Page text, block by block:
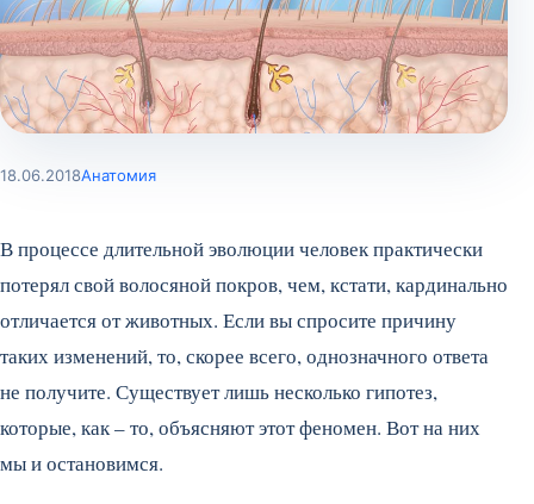
18.06.2018Анатомия
В процессе длительной эволюции человек практически
потерял свой волосяной покров, чем, кстати, кардинально
отличается от животных. Если вы спросите причину
таких изменений, то, скорее всего, однозначного ответа
не получите. Существует лишь несколько гипотез,
которые, как – то, объясняют этот феномен. Вот на них
мы и остановимся.